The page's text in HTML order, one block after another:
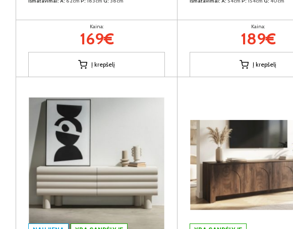
Kaina:
169€
Į krepšelį
Kaina:
189€
Į krepšelį